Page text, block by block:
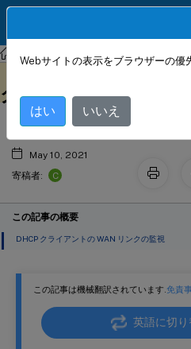
Citrix SD-WAN Citrix SD-WAN 11
この記事は機械翻訳されています.免責
英語に切り
DHCP クライアン
ク IP アドレスの学習
May 10, 2021
寄稿者:
C
この記事の概要
DHCP クライアントの WAN リンクの監視
Webサイトの表示をブラウザーの優
はい いいえ